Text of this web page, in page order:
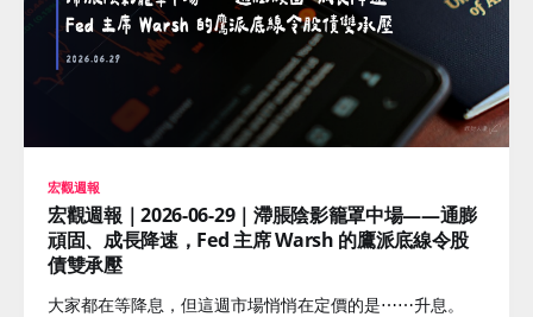
宏觀週報
宏觀週報｜2026-06-29｜滯脹陰影籠罩中場——通膨
頑固、成長降速，Fed 主席 Warsh 的鷹派底線令股
債雙承壓
大家都在等降息，但這週市場悄悄在定價的是⋯⋯升息。